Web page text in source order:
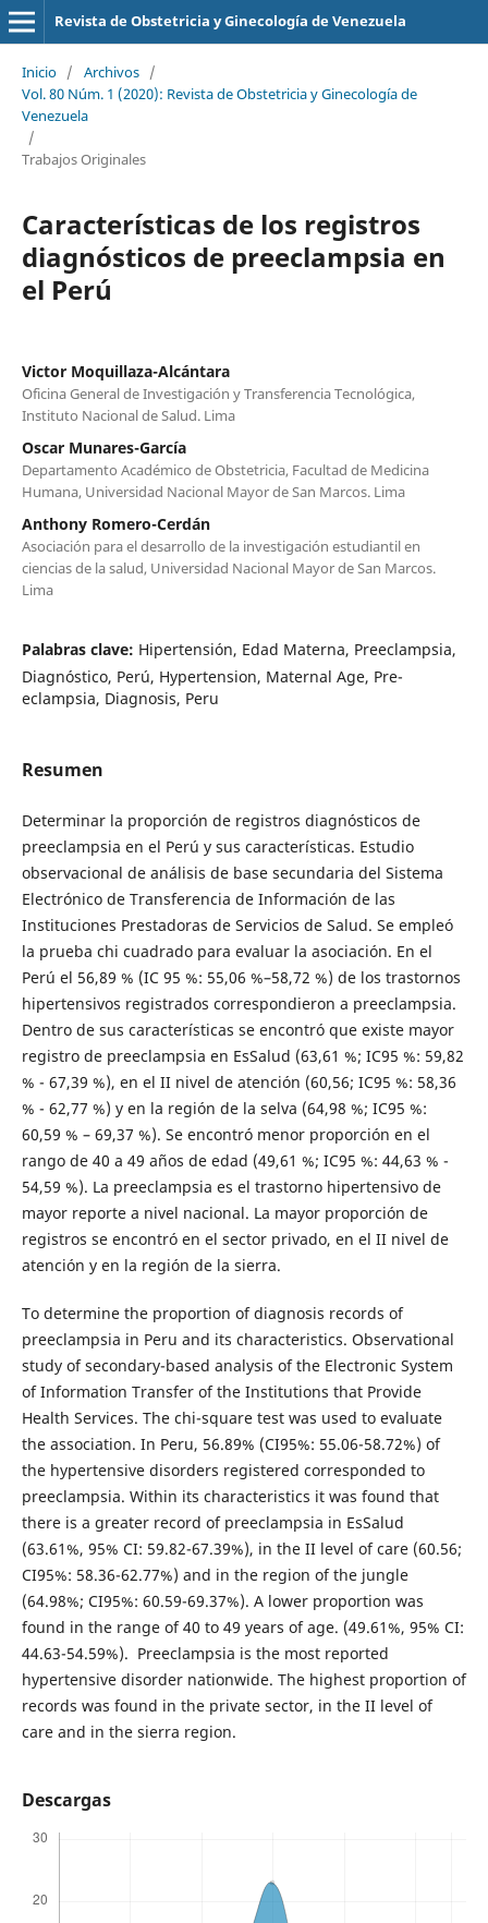
Revista de Obstetricia y Ginecología de Venezuela
Inicio / Archivos /
Vol. 80 Núm. 1 (2020): Revista de Obstetricia y Ginecología de
Venezuela
/
Trabajos Originales
Características de los registros
diagnósticos de preeclampsia en
el Perú
Victor Moquillaza-Alcántara
Oficina General de Investigación y Transferencia Tecnológica,
Instituto Nacional de Salud. Lima
Oscar Munares-García
Departamento Académico de Obstetricia, Facultad de Medicina
Humana, Universidad Nacional Mayor de San Marcos. Lima
Anthony Romero-Cerdán
Asociación para el desarrollo de la investigación estudiantil en
ciencias de la salud, Universidad Nacional Mayor de San Marcos.
Lima
Palabras clave: Hipertensión, Edad Materna, Preeclampsia,
Diagnóstico, Perú, Hypertension, Maternal Age, Pre-
eclampsia, Diagnosis, Peru
Resumen
Determinar la proporción de registros diagnósticos de
preeclampsia en el Perú y sus características. Estudio
observacional de análisis de base secundaria del Sistema
Electrónico de Transferencia de Información de las
Instituciones Prestadoras de Servicios de Salud. Se empleó
la prueba chi cuadrado para evaluar la asociación. En el
Perú el 56,89 % (IC 95 %: 55,06 %–58,72 %) de los trastornos
hipertensivos registrados correspondieron a preeclampsia.
Dentro de sus características se encontró que existe mayor
registro de preeclampsia en EsSalud (63,61 %; IC95 %: 59,82
% - 67,39 %), en el II nivel de atención (60,56; IC95 %: 58,36
% - 62,77 %) y en la región de la selva (64,98 %; IC95 %:
60,59 % – 69,37 %). Se encontró menor proporción en el
rango de 40 a 49 años de edad (49,61 %; IC95 %: 44,63 % -
54,59 %). La preeclampsia es el trastorno hipertensivo de
mayor reporte a nivel nacional. La mayor proporción de
registros se encontró en el sector privado, en el II nivel de
atención y en la región de la sierra.
To determine the proportion of diagnosis records of
preeclampsia in Peru and its characteristics. Observational
study of secondary-based analysis of the Electronic System
of Information Transfer of the Institutions that Provide
Health Services. The chi-square test was used to evaluate
the association. In Peru, 56.89% (CI95%: 55.06-58.72%) of
the hypertensive disorders registered corresponded to
preeclampsia. Within its characteristics it was found that
there is a greater record of preeclampsia in EsSalud
(63.61%, 95% CI: 59.82-67.39%), in the II level of care (60.56;
CI95%: 58.36-62.77%) and in the region of the jungle
(64.98%; CI95%: 60.59-69.37%). A lower proportion was
found in the range of 40 to 49 years of age. (49.61%, 95% CI:
44.63-54.59%). Preeclampsia is the most reported
hypertensive disorder nationwide. The highest proportion of
records was found in the private sector, in the II level of
care and in the sierra region.
Descargas